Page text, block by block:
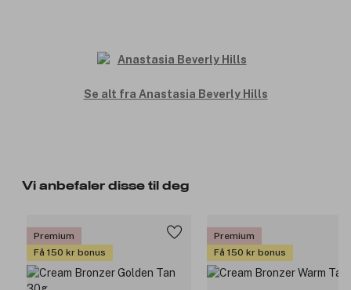
Se alt fra Anastasia Beverly Hills
Vi anbefaler disse til deg
Premium
Få 150 kr bonus
Premium
Få 150 kr bonus